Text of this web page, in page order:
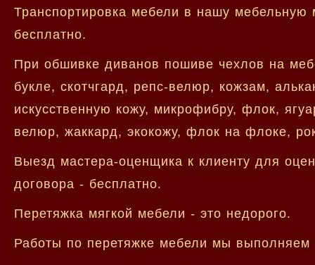
Транспортировка мебели в нашу мебельную
бесплатно.
При обшивке диванов пошиве чехлов на
букле, скотчгард, репс-велюр, кожзам,
искусственную кожу, микрофибру, флок,
велюр, жаккард, экокожу, флок на флоке,
Выезд мастера-оценщика к клиенту для
договора - бесплатно.
Перетяжка мягкой мебели - это недорого.
Работы по перетяжке мебели мы